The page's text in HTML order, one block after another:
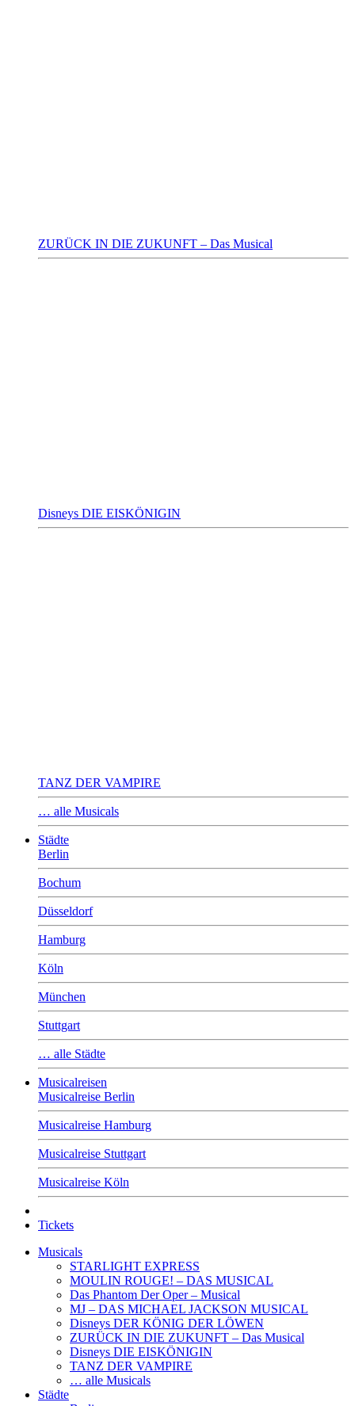
ZURÜCK IN DIE ZUKUNFT – Das Musical
Disneys DIE EISKÖNIGIN
TANZ DER VAMPIRE
… alle Musicals
Städte
Berlin
Bochum
Düsseldorf
Hamburg
Köln
München
Stuttgart
… alle Städte
Musicalreisen
Musicalreise Berlin
Musicalreise Hamburg
Musicalreise Stuttgart
Musicalreise Köln
Tickets
Musicals
STARLIGHT EXPRESS
MOULIN ROUGE! – DAS MUSICAL
Das Phantom Der Oper – Musical
MJ – DAS MICHAEL JACKSON MUSICAL
Disneys DER KÖNIG DER LÖWEN
ZURÜCK IN DIE ZUKUNFT – Das Musical
Disneys DIE EISKÖNIGIN
TANZ DER VAMPIRE
… alle Musicals
Städte